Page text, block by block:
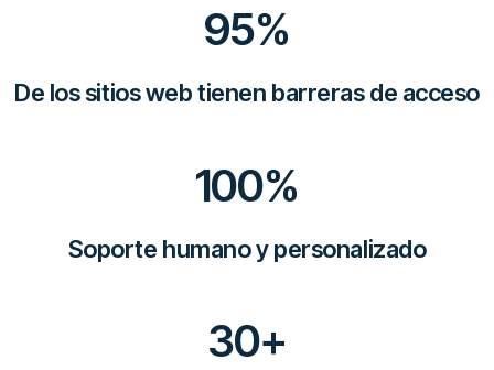
95%
De los sitios web tienen barreras de acceso
100%
Soporte humano y personalizado
30+